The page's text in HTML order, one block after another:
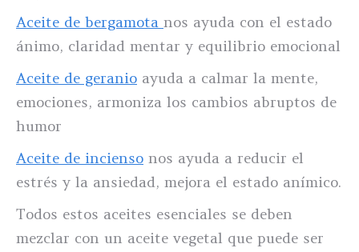
Aceite de bergamota nos ayuda con el estado
ánimo, claridad mentar y equilibrio emocional
Aceite de geranio ayuda a calmar la mente,
emociones, armoniza los cambios abruptos de
humor
Aceite de incienso nos ayuda a reducir el
estrés y la ansiedad, mejora el estado anímico.
Todos estos aceites esenciales se deben
mezclar con un aceite vegetal que puede ser